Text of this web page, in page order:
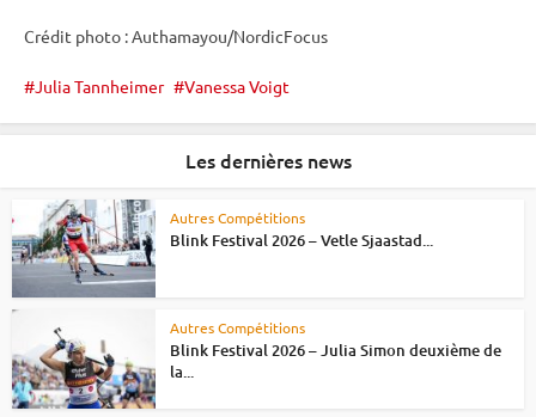
Crédit photo : Authamayou/NordicFocus
Julia Tannheimer Vanessa Voigt
Les dernières news
Autres Compétitions
Blink Festival 2026 – Vetle Sjaastad...
Autres Compétitions
Blink Festival 2026 – Julia Simon deuxième de
la...